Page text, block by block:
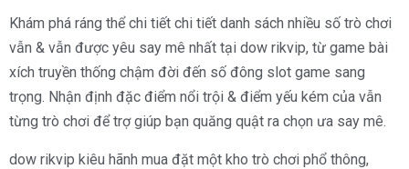
Khám phá ráng thể chi tiết chi tiết danh sách nhiều số trò chơi
vẫn & vẫn được yêu say mê nhất tại dow rikvip, từ game bài
xích truyền thống chậm đời đến số đông slot game sang
trọng. Nhận định đặc điểm nổi trội & điểm yếu kém của vẫn
từng trò chơi để trợ giúp bạn quăng quật ra chọn ưa say mê.
dow rikvip kiêu hãnh mua đặt một kho trò chơi phổ thông,